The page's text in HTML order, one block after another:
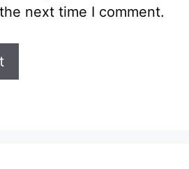
next time I comment.